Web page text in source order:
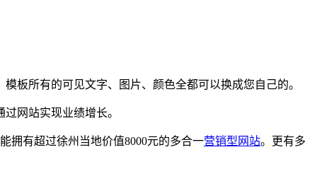
板所有的可见文字、图片、颜色全都可以换成您自己的。
网站实现业绩增长。
拥有超过徐州当地价值8000元的多合一营销型网站。更有多